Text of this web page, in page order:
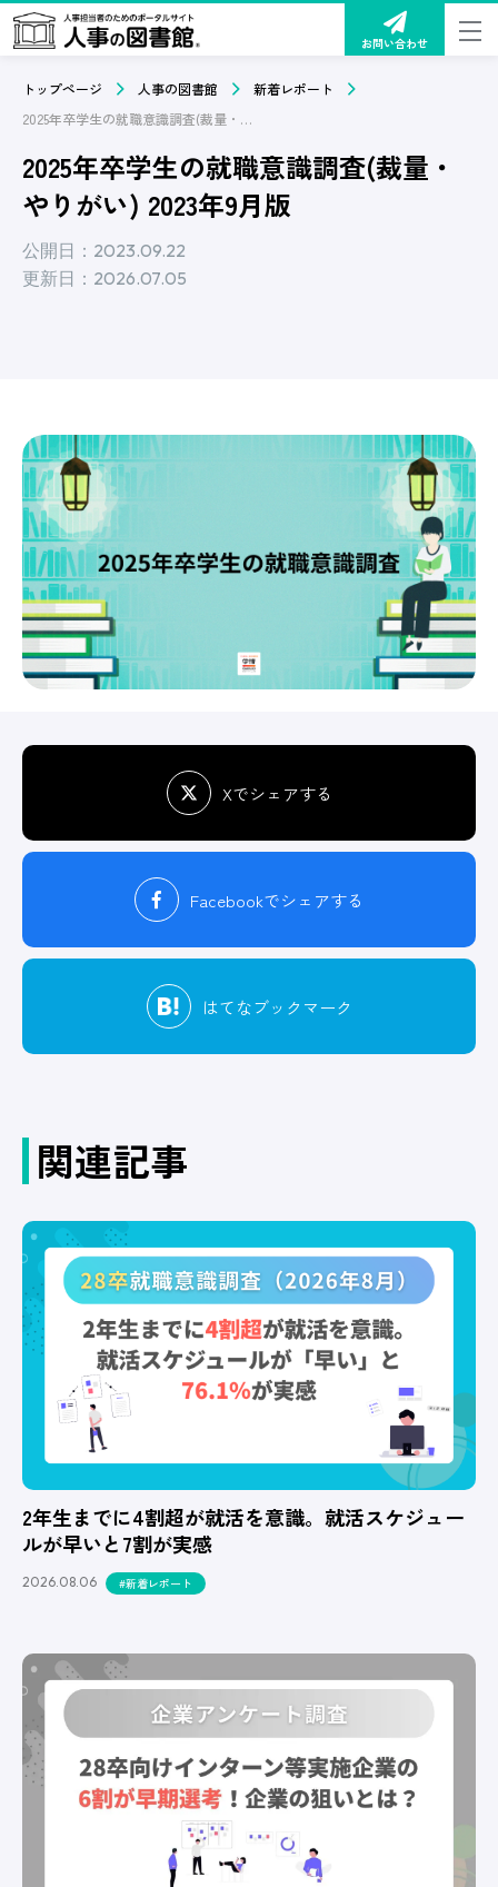
お問い合わせ
トップページ 人事の図書館
新着レポート
2025年卒学生の就職意識調査(裁量・やりがい) 2023年9月版
2025年卒学生の就職意識調査(裁量・
やりがい) 2023年9月版
公開日：2023.09.22
更新日：2026.07.05
Xでシェアする
Facebookでシェアする
はてなブックマーク
関連記事
2年生までに4割超が就活を意識。就活スケジュー
ルが早いと7割が実感
2026.08.06 #新着レポート